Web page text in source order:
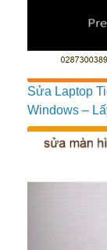
Sửa Laptop
Windows –